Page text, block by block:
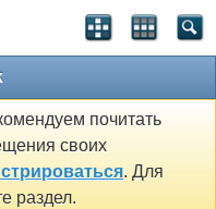
почитать
своих
. Для
раздел.